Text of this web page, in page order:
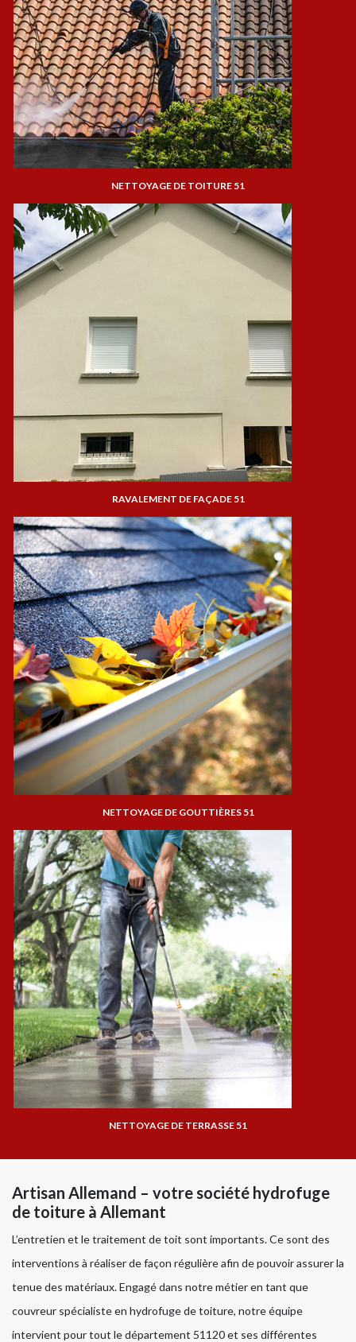
NETTOYAGE DE TOITURE 51
RAVALEMENT DE FAÇADE 51
NETTOYAGE DE GOUTTIÈRES 51
NETTOYAGE DE TERRASSE 51
Artisan Allemand – votre société hydrofuge
de toiture à Allemant
L’entretien et le traitement de toit sont importants. Ce sont des
interventions à réaliser de façon régulière afin de pouvoir assurer la
tenue des matériaux. Engagé dans notre métier en tant que
couvreur spécialiste en hydrofuge de toiture, notre équipe
intervient pour tout le département 51120 et ses différentes